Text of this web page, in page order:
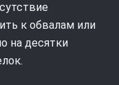
к обвалам или
на десятки